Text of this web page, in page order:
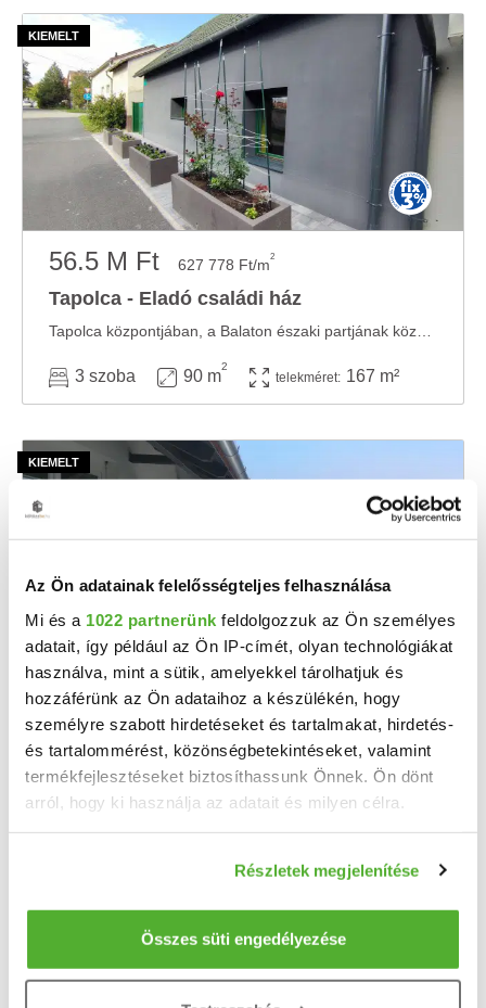
Az Ön adatainak felelősségteljes felhasználása
Mi és a 1022 partnerünk feldolgozzuk az Ön személyes
adatait, így például az Ön IP-címét, olyan technológiákat
használva, mint a sütik, amelyekkel tárolhatjuk és
hozzáférünk az Ön adataihoz a készülékén, hogy
személyre szabott hirdetéseket és tartalmakat, hirdetés-
és tartalommérést, közönségbetekintéseket, valamint
termékfejlesztéseket biztosíthassunk Önnek. Ön dönt
arról, hogy ki használja az adatait és milyen célra.
Információgyűjtés az Ön földrajzi elhelyezkedéséről
pár méteres pontossággal
Az Ön készülékén beazonosítása annak konkrét
Részletek megjelenítése
Összes süti engedélyezése
56.5 M Ft 627 778 Ft/m2
Tapolca - Eladó családi ház
3 szoba 90 m
2
telekméret: 167 m²
59.164 M Ft 1 286 163 Ft/m
Tapolca, 4. emelet - Eladó téglalakás
Tapolca legkedveltebb, nyugati városrészében, kiváló lokációval rendelkező, zárt és ...
2 szoba 46 m 4. emelet
2026